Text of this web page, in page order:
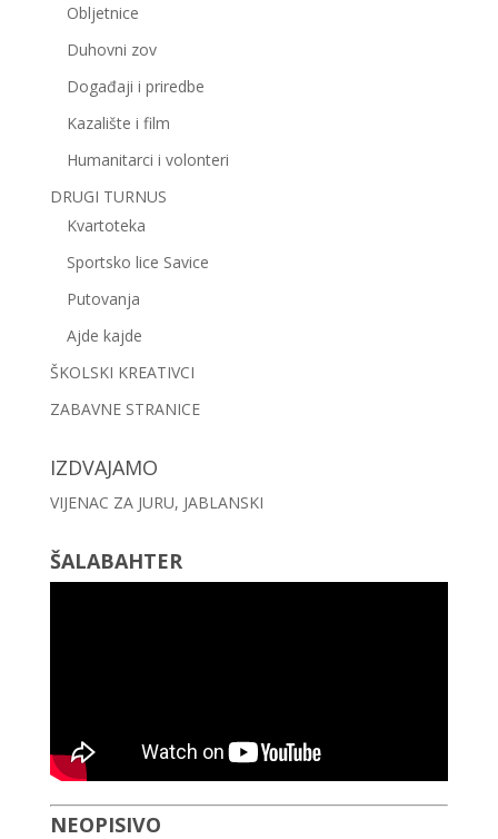
Obljetnice
Duhovni zov
Događaji i priredbe
Kazalište i film
Humanitarci i volonteri
DRUGI TURNUS
Kvartoteka
Sportsko lice Savice
Putovanja
Ajde kajde
ŠKOLSKI KREATIVCI
ZABAVNE STRANICE
IZDVAJAMO
VIJENAC ZA JURU, JABLANSKI
ŠALABAHTER
NEOPISIVO